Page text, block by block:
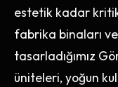
estetik kadar
fabrika binaları
tasarladığımız
üniteleri, yoğun